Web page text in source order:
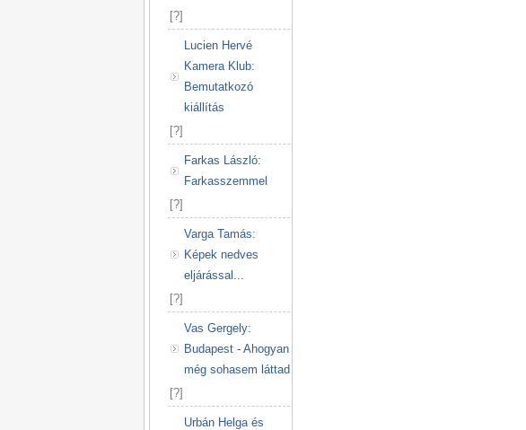
[?]
Lucien Hervé
Kamera Klub:
Bemutatkozó
kiállítás
[?]
Farkas László:
Farkasszemmel
[?]
Varga Tamás:
Képek nedves
eljárással...
[?]
Vas Gergely:
Budapest - Ahogyan
még sohasem láttad
[?]
Urbán Helga és